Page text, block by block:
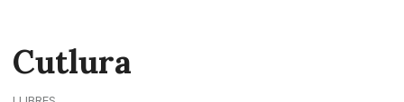
Cutlura